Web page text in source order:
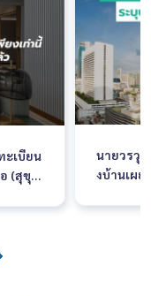
ะเบียน
(สุขุม
ซอยนี้
ทาง
นายวรวุ
งบ้านเผย
งาน ระห